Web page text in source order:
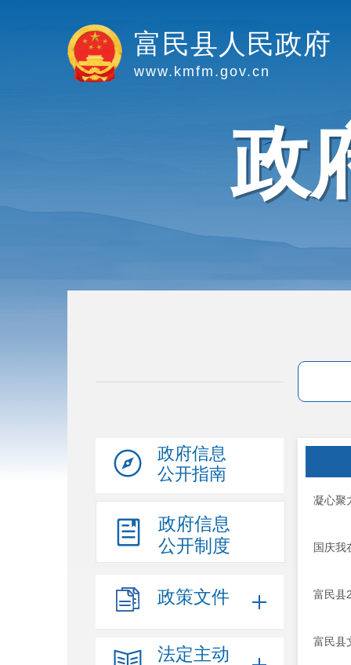
富民县人民政府
www.kmfm.gov.cn
政
政府信息
公开指南
政府信息
公开制度
政策文件
法定主动
凝心聚
国庆我
富民县
富民县